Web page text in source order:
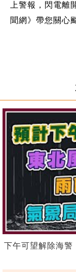
上警報，閃電離
聞網》帶您關心
下午可望解除海